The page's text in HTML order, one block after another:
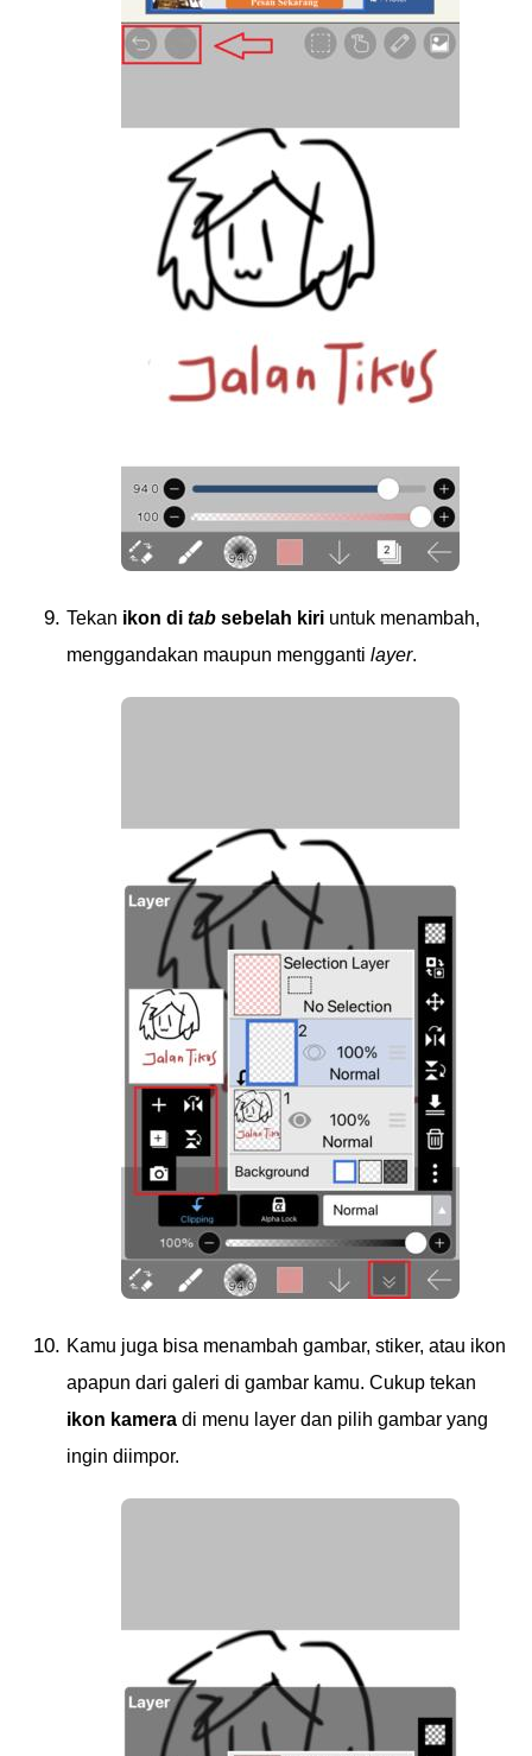
Tekan ikon di tab sebelah kiri untuk menambah,
menggandakan maupun mengganti layer.
Kamu juga bisa menambah gambar, stiker, atau ikon
apapun dari galeri di gambar kamu. Cukup tekan
ikon kamera di menu layer dan pilih gambar yang
ingin diimpor.